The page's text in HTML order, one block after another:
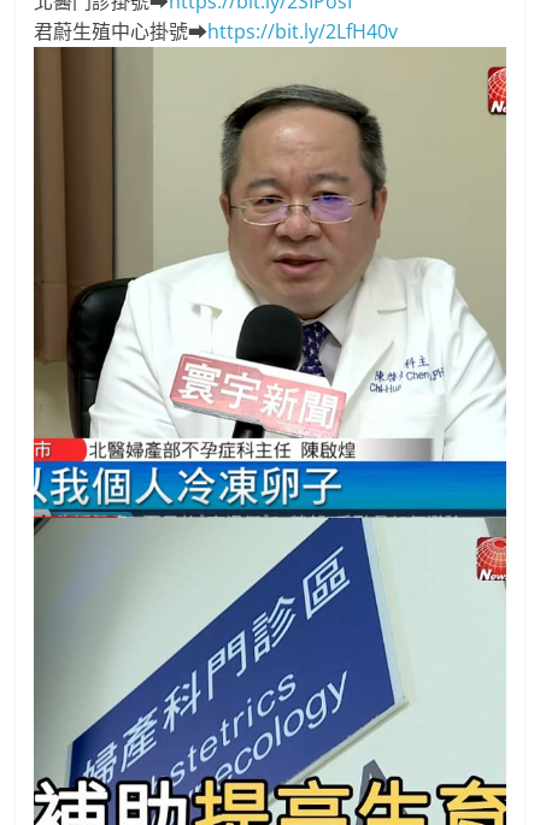
君蔚生殖中心掛號➡https://bit.ly/2LfH40v